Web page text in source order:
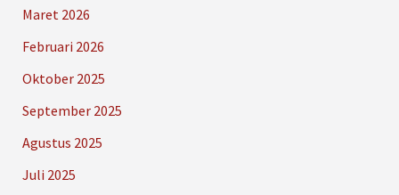
Maret 2026
Februari 2026
Oktober 2025
September 2025
Agustus 2025
Juli 2025